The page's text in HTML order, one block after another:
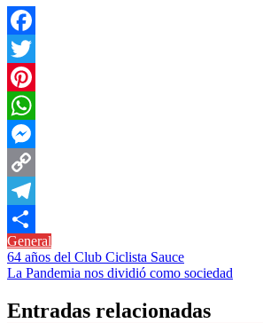
Facebook
Twitter
Pinterest
WhatsApp
Messenger
Copy
Link
Telegram
Compartir
General
Navegación
de
entradas
64 años del Club Ciclista Sauce
La Pandemia nos dividió como sociedad
Entradas relacionadas